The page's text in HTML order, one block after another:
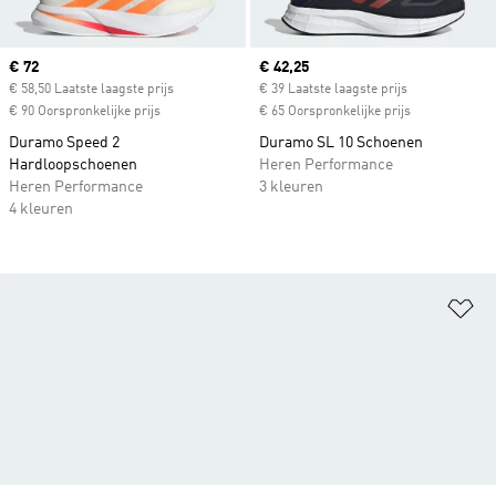
Current price
€ 72
€ 58,50 Laatste laagste prijs
€ 90 Oorspronkelijke prijs
Duramo Speed 2
Hardloopschoenen
Heren Performance
4 kleuren
Current price
€ 42,25
€ 39 Laatste laagste prijs
€ 65 Oorspronkelijke prijs
Duramo SL 10 Schoenen
Heren Performance
3 kleuren